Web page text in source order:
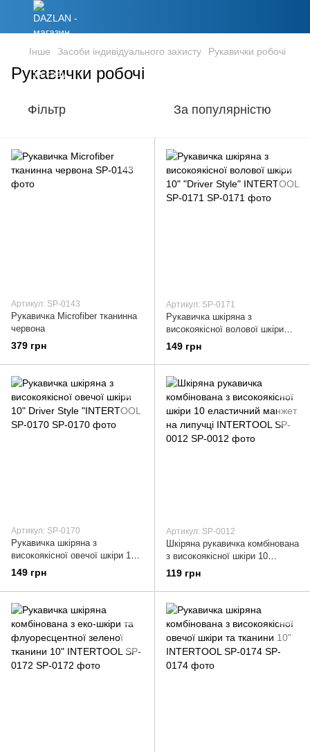
Інше Засоби індивідуального захисту Рукавички робочі
Рукавички робочі
Фільтр За популярністю
Артикул: SP-0143
Рукавичка Microfiber тканинна
червона
379 грн
Артикул: SP-0171
Рукавичка шкіряна з
високоякісної волової шкіри
10" "Driver Style" INTERTOOL
SP-0171
149 грн
Артикул: SP-0170
Рукавичка шкіряна з
високоякісної овечої шкіри 10"
Driver Style "INTERTOOL SP-
149 грн
Артикул: SP-0012
Шкіряна рукавичка комбінована
з високоякісної шкіри 10
еластичний манжет на липучці
INTERTOOL SP-0012
119 грн